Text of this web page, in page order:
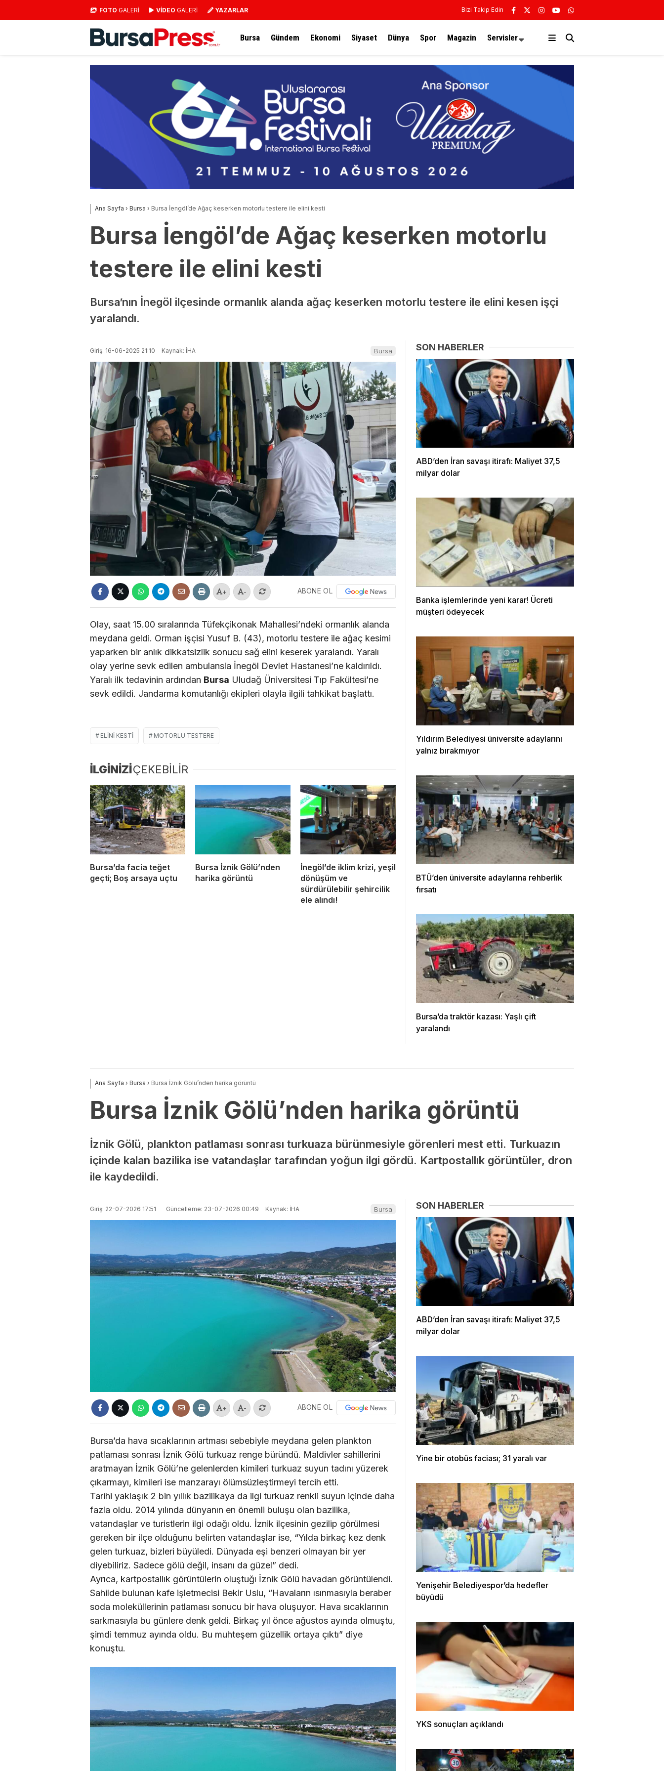
FOTO GALERİ VİDEO GALERİ YAZARLAR Bizi Takip Edin
Bursa Gündem Ekonomi Siyaset Dünya Spor Magazin Servisler
Ana Sayfa › Bursa › Bursa İengöl’de Ağaç keserken motorlu testere ile elini kesti
Bursa İengöl’de Ağaç keserken motorlu
testere ile elini kesti
Bursa’nın İnegöl ilçesinde ormanlık alanda ağaç keserken motorlu testere ile elini kesen işçi
yaralandı.
Giriş: 16-06-2025 21:10 Kaynak: İHA Bursa
+ - ABONE OL
Olay, saat 15.00 sıralarında Tüfekçikonak Mahallesi’ndeki ormanlık alanda
meydana geldi. Orman işçisi Yusuf B. (43), motorlu testere ile ağaç kesimi
yaparken bir anlık dikkatsizlik sonucu sağ elini keserek yaralandı. Yaralı
olay yerine sevk edilen ambulansla İnegöl Devlet Hastanesi’ne kaldırıldı.
Yaralı ilk tedavinin ardından Bursa Uludağ Üniversitesi Tıp Fakültesi’ne
sevk edildi. Jandarma komutanlığı ekipleri olayla ilgili tahkikat başlattı.
ELINI KESTI MOTORLU TESTERE
İLGİNİZİÇEKEBİLİR
Bursa’da facia teğet
geçti; Boş arsaya uçtu
Bursa İznik Gölü’nden
harika görüntü
İnegöl’de iklim krizi, yeşil
dönüşüm ve
sürdürülebilir şehircilik
ele alındı!
SON HABERLER
ABD’den İran savaşı itirafı: Maliyet 37,5
milyar dolar
Banka işlemlerinde yeni karar! Ücreti
müşteri ödeyecek
Yıldırım Belediyesi üniversite adaylarını
yalnız bırakmıyor
BTÜ’den üniversite adaylarına rehberlik
fırsatı
Bursa’da traktör kazası: Yaşlı çift
yaralandı
Ana Sayfa › Bursa › Bursa İznik Gölü’nden harika görüntü
Bursa İznik Gölü’nden harika görüntü
İznik Gölü, plankton patlaması sonrası turkuaza bürünmesiyle görenleri mest etti. Turkuazın
içinde kalan bazilika ise vatandaşlar tarafından yoğun ilgi gördü. Kartpostallık görüntüler, dron
ile kaydedildi.
Giriş: 22-07-2026 17:51 Güncelleme: 23-07-2026 00:49 Kaynak: İHA Bursa
+ - ABONE OL
Bursa’da hava sıcaklarının artması sebebiyle meydana gelen plankton
patlaması sonrası İznik Gölü turkuaz renge büründü. Maldivler sahillerini
aratmayan İznik Gölü’ne gelenlerden kimileri turkuaz suyun tadını yüzerek
çıkarmayı, kimileri ise manzarayı ölümsüzleştirmeyi tercih etti.
Tarihi yaklaşık 2 bin yıllık bazilikaya da ilgi turkuaz renkli suyun içinde daha
fazla oldu. 2014 yılında dünyanın en önemli buluşu olan bazilika,
vatandaşlar ve turistlerin ilgi odağı oldu. İznik ilçesinin gezilip görülmesi
gereken bir ilçe olduğunu belirten vatandaşlar ise, “Yılda birkaç kez denk
gelen turkuaz, bizleri büyüledi. Dünyada eşi benzeri olmayan bir yer
diyebiliriz. Sadece gölü değil, insanı da güzel” dedi.
Ayrıca, kartpostallık görüntülerin oluştuğı İznik Gölü havadan görüntülendi.
Sahilde bulunan kafe işletmecisi Bekir Uslu, “Havaların ısınmasıyla beraber
soda moleküllerinin patlaması sonucu bir hava oluşuyor. Hava sıcaklarının
sarkmasıyla bu günlere denk geldi. Birkaç yıl önce ağustos ayında olmuştu,
şimdi temmuz ayında oldu. Bu muhteşem güzellik ortaya çıktı” diye
konuştu.
SON HABERLER
ABD’den İran savaşı itirafı: Maliyet 37,5
milyar dolar
Yine bir otobüs faciası; 31 yaralı var
Yenişehir Belediyespor’da hedefler
büyüdü
YKS sonuçları açıklandı